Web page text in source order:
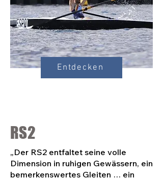
Entdecken
RS2
„Der RS2 entfaltet seine volle
Dimension in ruhigen Gewässern, ein
bemerkenswertes Gleiten … ein